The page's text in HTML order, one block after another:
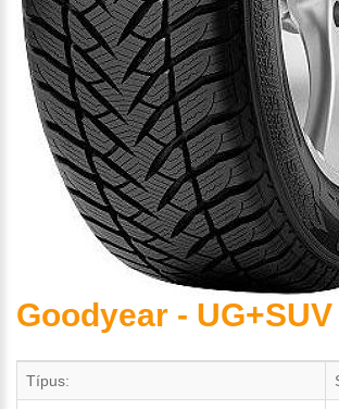
Goodyear -
Típus: